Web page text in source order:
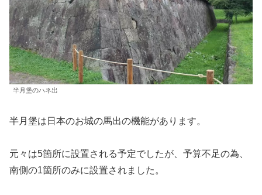
半月堡のハネ出
半月堡は日本のお城の馬出の機能があります。
元々は5箇所に設置される予定でしたが、予算不足の為、
南側の1箇所のみに設置されました。